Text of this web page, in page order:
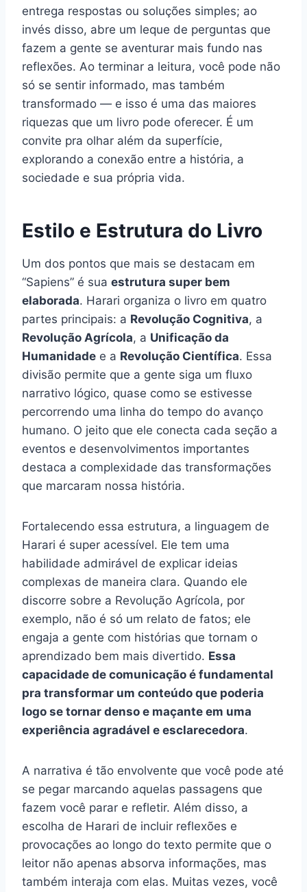
entrega respostas ou soluções simples; ao
invés disso, abre um leque de perguntas que
fazem a gente se aventurar mais fundo nas
reflexões. Ao terminar a leitura, você pode não
só se sentir informado, mas também
transformado — e isso é uma das maiores
riquezas que um livro pode oferecer. É um
convite pra olhar além da superfície,
explorando a conexão entre a história, a
sociedade e sua própria vida.
Estilo e Estrutura do Livro
Um dos pontos que mais se destacam em
“Sapiens” é sua estrutura super bem
elaborada. Harari organiza o livro em quatro
partes principais: a Revolução Cognitiva, a
Revolução Agrícola, a Unificação da
Humanidade e a Revolução Científica. Essa
divisão permite que a gente siga um fluxo
narrativo lógico, quase como se estivesse
percorrendo uma linha do tempo do avanço
humano. O jeito que ele conecta cada seção a
eventos e desenvolvimentos importantes
destaca a complexidade das transformações
que marcaram nossa história.
Fortalecendo essa estrutura, a linguagem de
Harari é super acessível. Ele tem uma
habilidade admirável de explicar ideias
complexas de maneira clara. Quando ele
discorre sobre a Revolução Agrícola, por
exemplo, não é só um relato de fatos; ele
engaja a gente com histórias que tornam o
aprendizado bem mais divertido. Essa
capacidade de comunicação é fundamental
pra transformar um conteúdo que poderia
logo se tornar denso e maçante em uma
experiência agradável e esclarecedora.
A narrativa é tão envolvente que você pode até
se pegar marcando aquelas passagens que
fazem você parar e refletir. Além disso, a
escolha de Harari de incluir reflexões e
provocações ao longo do texto permite que o
leitor não apenas absorva informações, mas
também interaja com elas. Muitas vezes, você